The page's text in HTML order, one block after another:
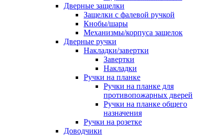
Дверные защелки
Защелки с фалевой ручкой
Кнобы/шары
Механизмы/корпуса защелок
Дверные ручки
Накладки/завертки
Завертки
Накладки
Ручки на планке
Ручки на планке для
противопожарных дверей
Ручки на планке общего
назначения
Ручки на розетке
Доводчики